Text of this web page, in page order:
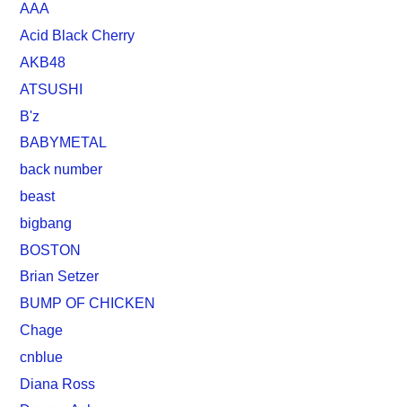
AAA
Acid Black Cherry
AKB48
ATSUSHI
B'z
BABYMETAL
back number
beast
bigbang
BOSTON
Brian Setzer
BUMP OF CHICKEN
Chage
cnblue
Diana Ross